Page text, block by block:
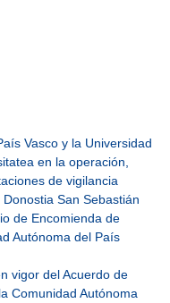
Vasco y la Universidad
en la operación,
de vigilancia
San Sebastián
de Encomienda de
Autónoma del País
vigor del Acuerdo de
Comunidad Autónoma